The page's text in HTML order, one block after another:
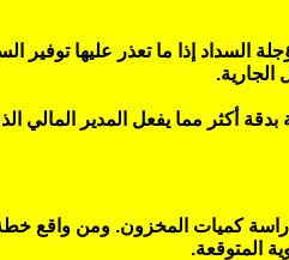
إذا ما تعذر عليها توفير
بدقة أكثر مما يفعل المدير
كميات المخزون. ومن واقع خطة
المتوقعة.